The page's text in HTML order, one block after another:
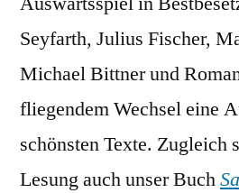
Seyfarth, Julius Fischer,
Michael Bittner und
fliegendem Wechsel eine
schönsten Texte. Zugleich
Lesung auch unser Buch